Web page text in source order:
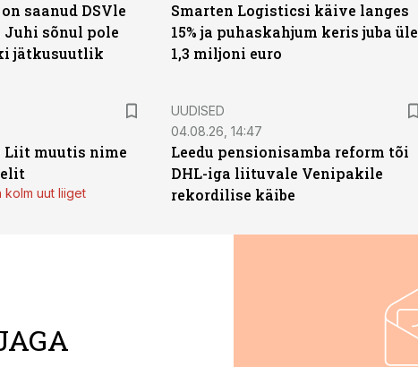
saanud DSVle
sõnul pole
jätkusuutlik
Smarten Logisticsi käive langes
15% ja puhaskahjum keris juba üle
1,3 miljoni euro
Liit muutis nime
kolm uut liiget
UUDISED
04.08.26, 14:47
Leedu pensionisamba reform tõi
DHL-iga liituvale Venipakile
rekordilise käibe